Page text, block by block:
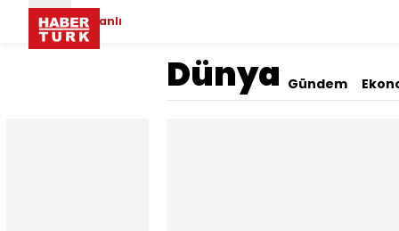
Canlı
Dünya Gündem